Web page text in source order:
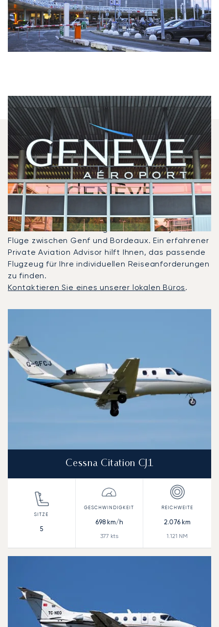
Welche Privatjets Werden Am
Häufigsten Zwischen
Bordeaux Und Genf
Gechartert?
2025 waren Citation CJ1, Beechjet 400A und
Hawker 850XP die meistgenutzten Privatjets für
Flüge zwischen Genf und Bordeaux. Ein erfahrener
Private Aviation Advisor hilft Ihnen, das passende
Flugzeug für Ihre individuellen Reiseanforderungen
zu finden.
Kontaktieren Sie eines unserer lokalen Büros.
Reichweite (NM)
Cessna Citation CJ1
5
698km/h
377 kts
2.076 km
1.121 NM